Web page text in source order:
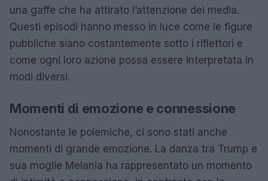
una gaffe che ha attirato l’attenzione dei media.
Questi episodi hanno messo in luce come le figure
pubbliche siano costantemente sotto i riflettori e
come ogni loro azione possa essere interpretata in
modi diversi.
Momenti di emozione e connessione
Nonostante le polemiche, ci sono stati anche
momenti di grande emozione. La danza tra Trump e
sua moglie Melania ha rappresentato un momento